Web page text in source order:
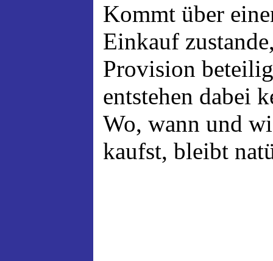
Kommt über
Einkauf
Provision
entstehen dabei
Wo, wann und
kaufst, bleibt